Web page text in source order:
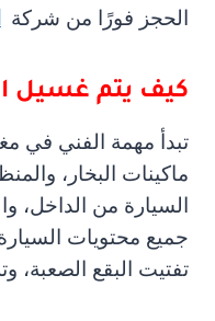
الحجز فورًا من شركة
كيف يتم غسيل
تبدأ مهمة الفني في
ماكينات البخار،
السيارة من الداخل،
جميع محتويات
تفتيت البقع الصعبة،